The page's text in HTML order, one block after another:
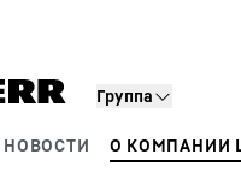
Группа
НОВОСТИ О КОМПАНИИ